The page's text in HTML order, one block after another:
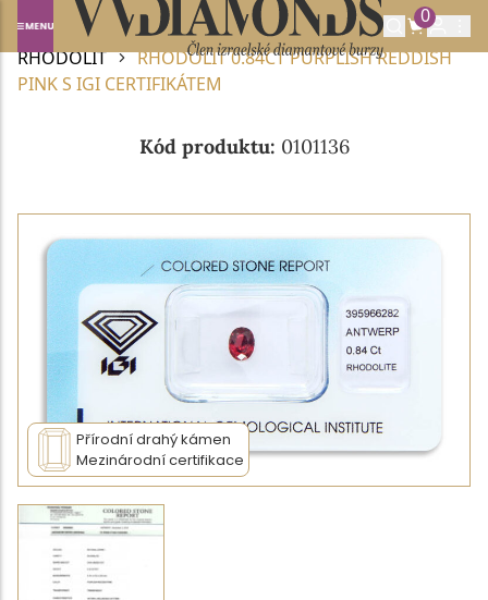
0
Domů
DRAHOKAMY A POLODRAHOKAMY
RHODOLIT
RHODOLIT 0.84CT PURPLISH REDDISH
PINK S IGI CERTIFIKÁTEM
Kód produktu: 0101136
Přírodní drahý kámen
Mezinárodní certifikace